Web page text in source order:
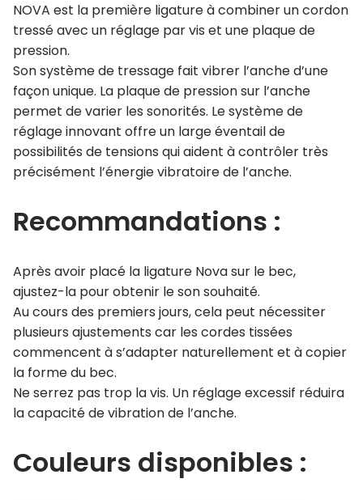
NOVA est la première ligature à combiner un cordon
tressé avec un réglage par vis et une plaque de
pression.
Son système de tressage fait vibrer l’anche d’une
façon unique. La plaque de pression sur l’anche
permet de varier les sonorités. Le système de
réglage innovant offre un large éventail de
possibilités de tensions qui aident à contrôler très
précisément l’énergie vibratoire de l’anche.
Recommandations :
Après avoir placé la ligature Nova sur le bec,
ajustez-la pour obtenir le son souhaité.
Au cours des premiers jours, cela peut nécessiter
plusieurs ajustements car les cordes tissées
commencent à s’adapter naturellement et à copier
la forme du bec.
Ne serrez pas trop la vis. Un réglage excessif réduira
la capacité de vibration de l’anche.
Couleurs disponibles :